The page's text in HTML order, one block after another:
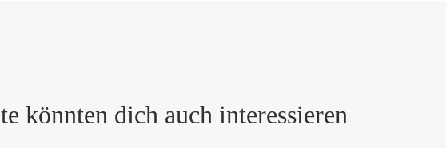
könnten dich auch interessieren